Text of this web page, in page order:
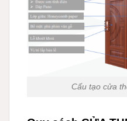
Cấu tạo cửa